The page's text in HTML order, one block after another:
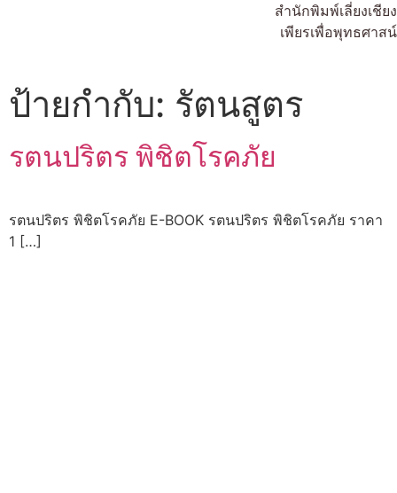
สำนักพิมพ์เลี่ยงเชียง
เพียรเพื่อพุทธศาสน์
ป้ายกำกับ: รัตนสูตร
รตนปริตร พิชิตโรคภัย
รตนปริตร พิชิตโรคภัย E-BOOK รตนปริตร พิชิตโรคภัย ราคา
1 […]